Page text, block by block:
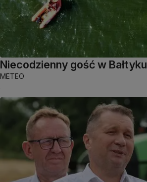
Niecodzienny gość w Bałtyku
METEO